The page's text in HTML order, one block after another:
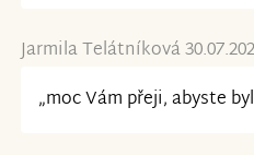
Jarmila Telátníková
„moc Vám přeji, abyste